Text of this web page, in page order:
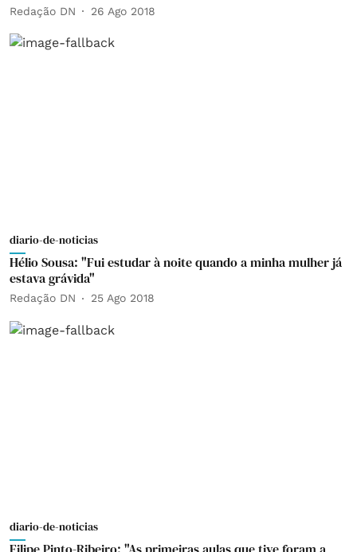
Redação DN 26 Ago 2018
diario-de-noticias
Hélio Sousa: "Fui estudar à noite quando a minha mulher já
estava grávida"
Redação DN 25 Ago 2018
diario-de-noticias